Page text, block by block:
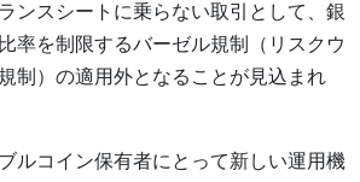
ンスシートに乗らない取引として、銀
率を制限するバーゼル規制（リスクウ
制）の適用外となることが見込まれ
ルコイン保有者にとって新しい運用機